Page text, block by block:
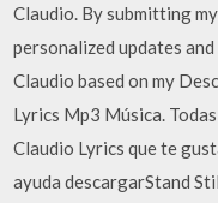
Claudio. By submitting
personalized updates
Claudio based on my
Lyrics Mp3 Música.
Claudio Lyrics que te
ayuda descargarStand